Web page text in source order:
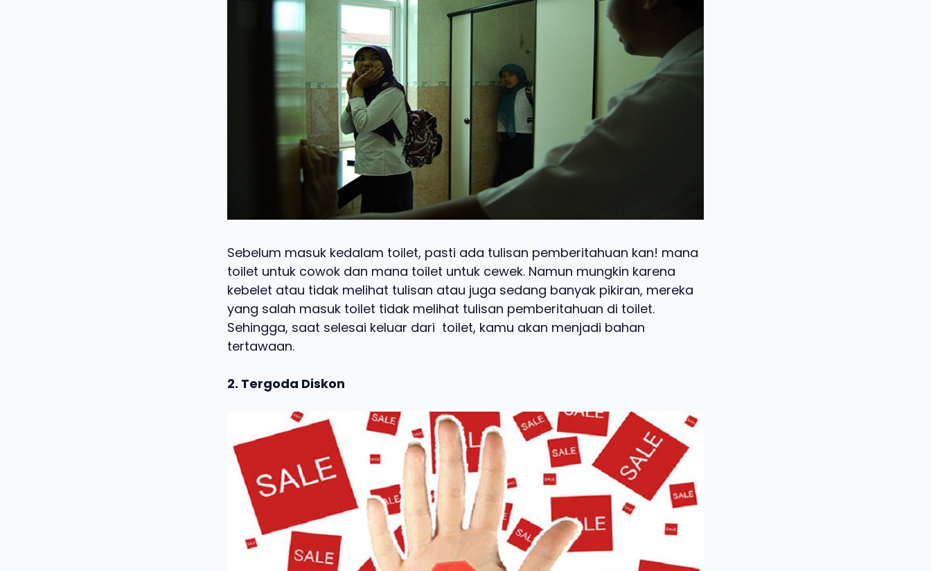
Sebelum masuk kedalam toilet, pasti ada tulisan pemberitahuan kan! mana
toilet untuk cowok dan mana toilet untuk cewek. Namun mungkin karena
kebelet atau tidak melihat tulisan atau juga sedang banyak pikiran, mereka
yang salah masuk toilet tidak melihat tulisan pemberitahuan di toilet.
Sehingga, saat selesai keluar dari toilet, kamu akan menjadi bahan
tertawaan.
2. Tergoda Diskon